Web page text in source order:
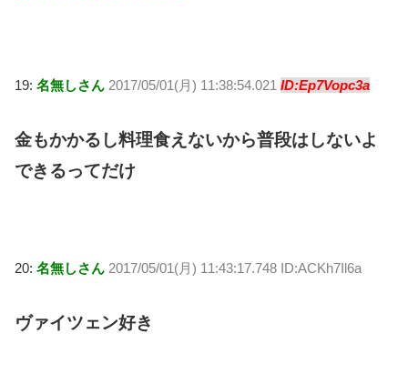
19: 名無しさん 2017/05/01(月) 11:38:54.021 ID:Ep7Vopc3a
金もかかるし料理食えないから普段はしないよ
できるってだけ
20: 名無しさん 2017/05/01(月) 11:43:17.748 ID:ACKh7Il6a
ヴァイツェン好き